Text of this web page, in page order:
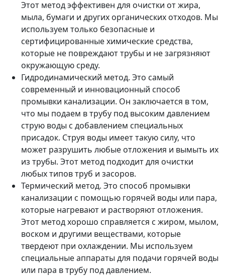
Этот метод эффективен для очистки от жира,
мыла, бумаги и других органических отходов. Мы
используем только безопасные и
сертифицированные химические средства,
которые не повреждают трубы и не загрязняют
окружающую среду.
Гидродинамический метод. Это самый
современный и инновационный способ
промывки канализации. Он заключается в том,
что мы подаем в трубу под высоким давлением
струю воды с добавлением специальных
присадок. Струя воды имеет такую силу, что
может разрушить любые отложения и вымыть их
из трубы. Этот метод подходит для очистки
любых типов труб и засоров.
Термический метод. Это способ промывки
канализации с помощью горячей воды или пара,
которые нагревают и растворяют отложения.
Этот метод хорошо справляется с жиром, мылом,
воском и другими веществами, которые
твердеют при охлаждении. Мы используем
специальные аппараты для подачи горячей воды
или пара в трубу под давлением.